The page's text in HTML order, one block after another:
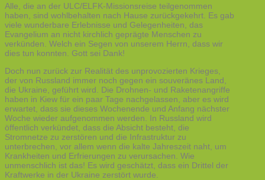
Alle, die an der ULC/ELFK-Missionsreise teilgenommen
haben, sind wohlbehalten nach Hause zurückgekehrt. Es gab
viele wunderbare Erlebnisse und Gelegenheiten, das
Evangelium an nicht kirchlich geprägte Menschen zu
verkünden. Welch ein Segen von unserem Herrn, dass wir
dies tun konnten. Gott sei Dank!
Doch nun zurück zur Realität des unprovozierten Krieges,
der von Russland immer noch gegen ein souveränes Land,
die Ukraine, geführt wird. Die Drohnen- und Raketenangriffe
haben in Kiew für ein paar Tage nachgelassen, aber es wird
erwartet, dass sie dieses Wochenende und Anfang nächster
Woche wieder aufgenommen werden. In Russland wird
öffentlich verkündet, dass die Absicht besteht, die
Stromnetze zu zerstören und die Infrastruktur zu
unterbrechen, vor allem wenn die kalte Jahreszeit naht, um
Krankheiten und Erfrierungen zu verursachen. Wie
unmenschlich ist das! Es wird geschätzt, dass ein Drittel der
Kraftwerke in der Ukraine zerstört wurde.